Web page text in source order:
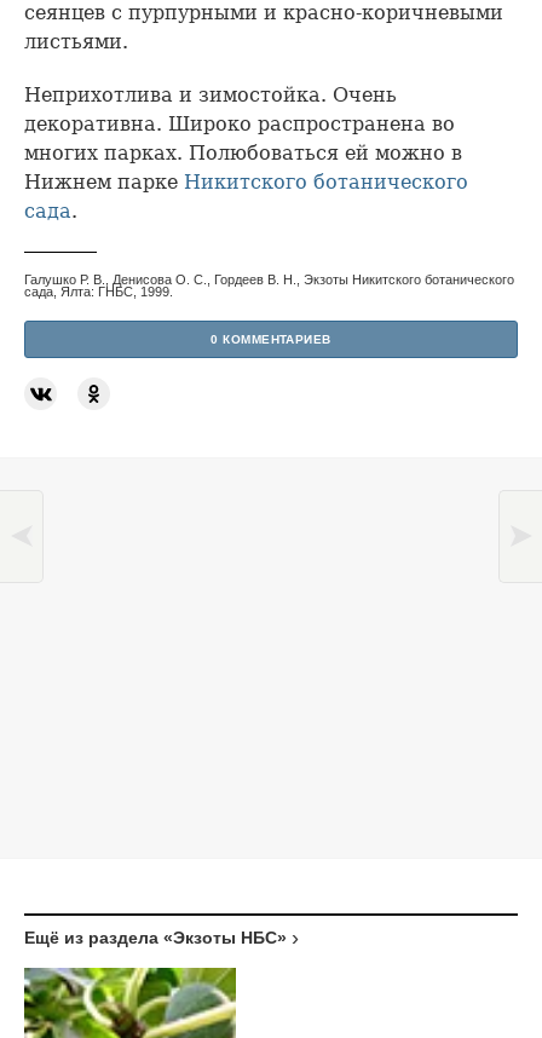
сеянцев с пурпурными и красно-коричневыми
листьями.
Неприхотлива и зимостойка. Очень
декоративна. Широко распространена во
многих парках. Полюбоваться ей можно в
Нижнем парке Никитского ботанического
сада.
Галушко Р. В., Денисова О. С., Гордеев В. Н., Экзоты Никитского ботанического
сада, Ялта: ГНБС, 1999.
0 КОММЕНТАРИЕВ
Ещё из раздела «Экзоты НБС»